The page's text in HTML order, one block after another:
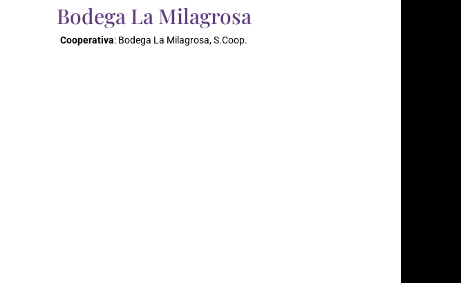
Bodega La Milagrosa
Cooperativa: Bodega La Milagrosa, S.Coop.